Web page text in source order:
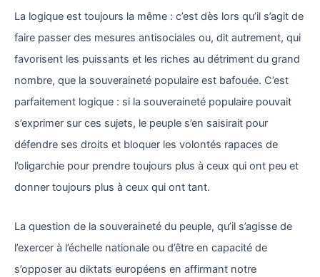
La logique est toujours la même : c’est dès lors qu’il s’agit de
faire passer des mesures antisociales ou, dit autrement, qui
favorisent les puissants et les riches au détriment du grand
nombre, que la souveraineté populaire est bafouée. C’est
parfaitement logique : si la souveraineté populaire pouvait
s’exprimer sur ces sujets, le peuple s’en saisirait pour
défendre ses droits et bloquer les volontés rapaces de
l’oligarchie pour prendre toujours plus à ceux qui ont peu et
donner toujours plus à ceux qui ont tant.
La question de la souveraineté du peuple, qu’il s’agisse de
l’exercer à l’échelle nationale ou d’être en capacité de
s’opposer au diktats européens en affirmant notre